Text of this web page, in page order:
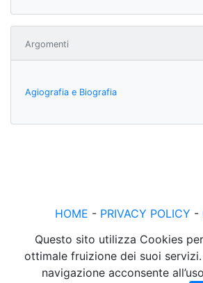
Argomenti
Agiografia e Biografia
HOME - PRIVACY POLICY -
Questo sito utilizza Cookies
ottimale fruizione dei suoi
navigazione acconsente